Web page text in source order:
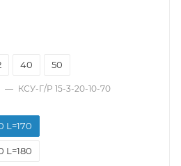
40 50
— КСУ-Г/Р 15-3-20-10-70
L=170
L=180